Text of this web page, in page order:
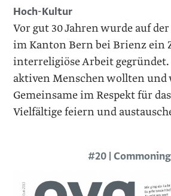
Hoch-Kultur
Vor gut 30 Jahren wurde auf
im Kanton Bern bei Brienz ein
interreligiöse Arbeit
aktiven Menschen wollten und
Gemeinsame im Respekt für
Vielfältige feiern und
#20 | Commoning